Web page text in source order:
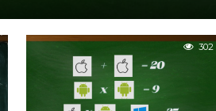
302